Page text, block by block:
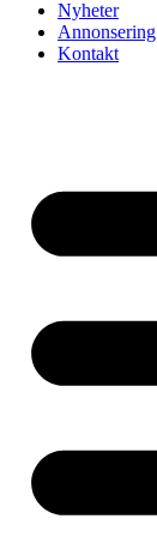
Nyheter
Annonsering
Kontakt